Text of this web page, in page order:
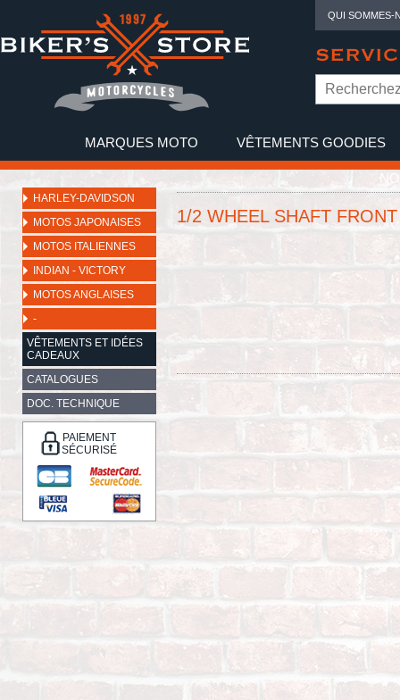
QUI SOMMES-
MARQUES MOTO VÊTEMENTS GOODIES
HARLEY-DAVIDSON
MOTOS JAPONAISES
MOTOS ITALIENNES
INDIAN - VICTORY
MOTOS ANGLAISES
-
VÊTEMENTS ET IDÉES
CADEAUX
CATALOGUES
DOC. TECHNIQUE
PAIEMENT
SÉCURISÉ
1/2 WHEEL SHAFT FRONT